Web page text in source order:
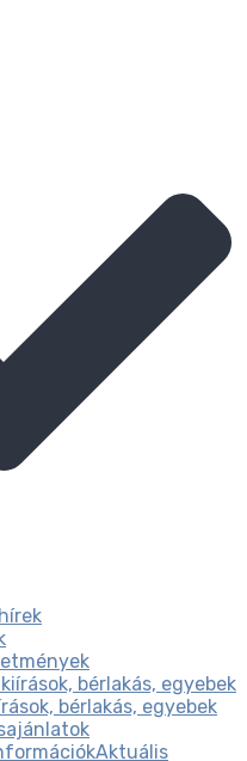
bérlakás, egyebek
Aktuális